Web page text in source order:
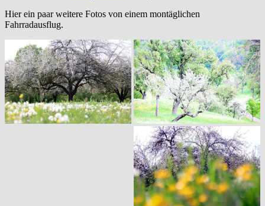
Hier ein paar weitere Fotos von einem montäglichen
Fahrradausflug.